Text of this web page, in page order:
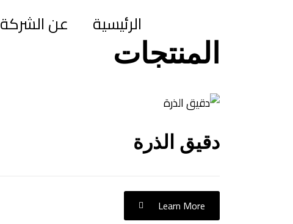
الرئيسية عن الشركة
المنتجات
دقيق الذرة
Learn More